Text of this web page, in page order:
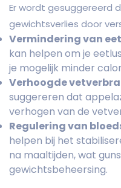
Er wordt gesuggereerd
gewichtsverlies door
Vermindering van
kan helpen om je
je mogelijk minder
Verhoogde
suggereren dat
verhogen van de
Regulering van
helpen bij het
na maaltijden, wat
gewichtsbeheersing.